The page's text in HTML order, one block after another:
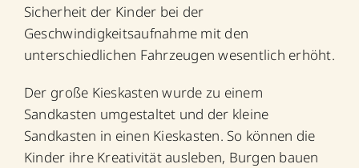
Sicherheit der Kinder bei der
Geschwindigkeitsaufnahme mit den
unterschiedlichen Fahrzeugen wesentlich erhöht.
Der große Kieskasten wurde zu einem
Sandkasten umgestaltet und der kleine
Sandkasten in einen Kieskasten. So können die
Kinder ihre Kreativität ausleben, Burgen bauen